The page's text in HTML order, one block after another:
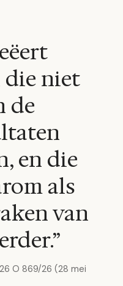
niet
de
en die
als
van
O 869/26 (28 mei